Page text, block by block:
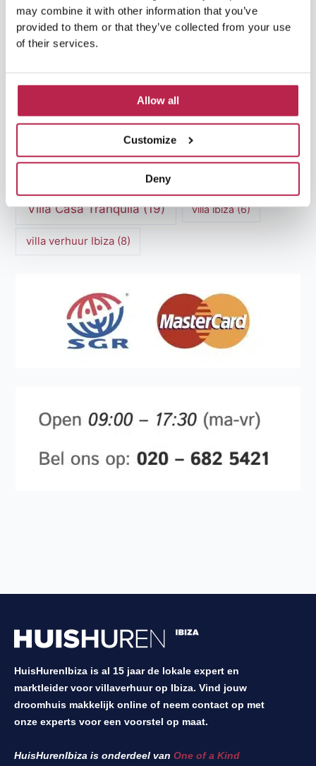
may combine it with other information that you’ve
provided to them or that they’ve collected from your use
of their services.
Allow all
Customize
Deny
Luxe Villa Verhuur(12)
Santa Gertrudis(5) Sa Pedrera(5)
Sa Pedrera de Cala d'Hort(5)
Villa Casa Tranquila(19) villa ibiza(6)
villa verhuur Ibiza(8)
HuisHurenIbiza is al 15 jaar de lokale expert en
marktleider voor villaverhuur op Ibiza. Vind jouw
droomhuis makkelijk online of neem contact op met
onze experts voor een voorstel op maat.
HuisHurenIbiza is onderdeel van One of a Kind